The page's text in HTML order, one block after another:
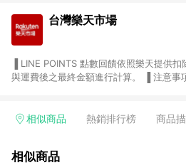
台灣樂天市場
與運費後之最終金額進行計算。 ▐ 注意事項 (1) 部分服務及店家
Smart mobile、神腦生活、JS巨盛、樂天
台灣樂天市場，並在同一瀏覽器於24小時
相似商品 熱銷排行榜 商品
相似商品